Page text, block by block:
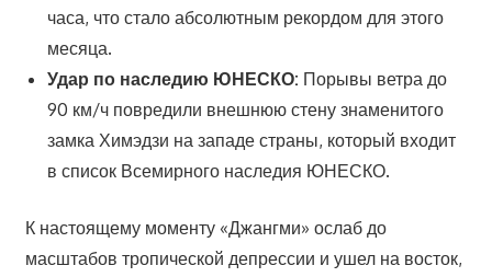
часа, что стало абсолютным рекордом для этого
месяца.
Удар по наследию ЮНЕСКО: Порывы ветра до
90 км/ч повредили внешнюю стену знаменитого
замка Химэдзи на западе страны, который входит
в список Всемирного наследия ЮНЕСКО.
К настоящему моменту «Джангми» ослаб до
масштабов тропической депрессии и ушел на восток,